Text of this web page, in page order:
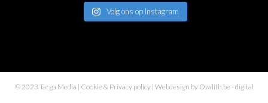
Volg ons op Instagram
© 2023 Targa Media | Cookie & Privacy policy| Webdesign by Ozalith.be - digital